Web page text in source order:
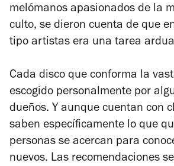
melómanos apasionados de la
culto, se dieron cuenta de que
tipo artistas era una tarea
Cada disco que conforma la
escogido personalmente por
dueños. Y aunque cuentan con
saben específicamente lo que
personas se acercan para
nuevos. Las recomendaciones